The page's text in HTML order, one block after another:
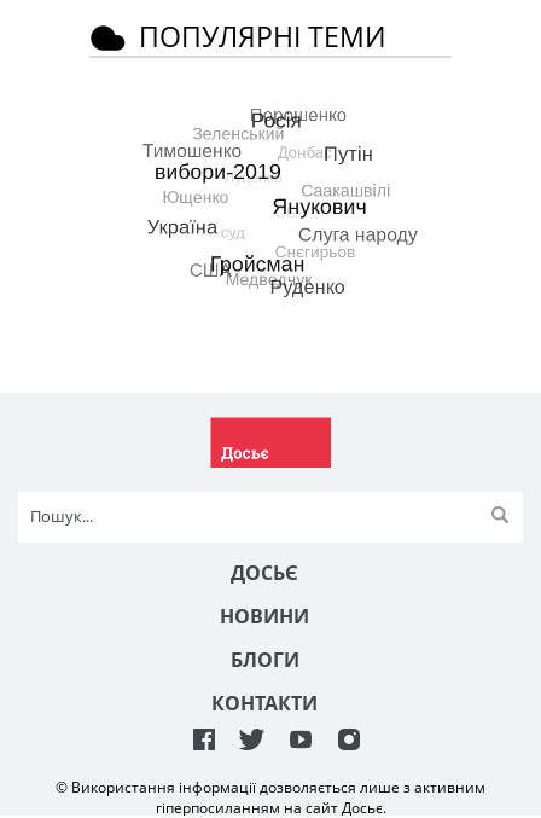
ПОПУЛЯРНІ ТЕМИ
ДОСЬЄ
НОВИНИ
БЛОГИ
КОНТАКТИ
© Використання інформації дозволяється лише з активним
гіперпосиланням на сайт Досьє.